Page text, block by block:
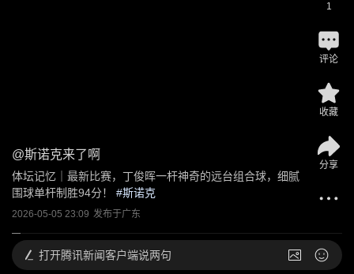
@斯诺克来了啊
体坛记忆｜最新比赛，丁俊晖一杆神奇的远台组合球，细腻
围球单杆制胜94分！
#斯诺克
2026-05-05 23:09 发布于广东
1
评论
收藏
分享
打开腾讯新闻客户端说两句